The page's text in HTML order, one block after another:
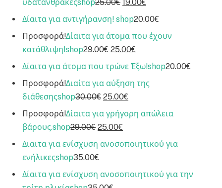
υδατάνθρακεςshop25.00€ 19.00€
Δίαιτα για αντιγήρανση! shop20.00€
Προσφορά!Δίαιτα για άτομα που έχουν
κατάθλιψη!shop29.00€ 25.00€
Δίαιτα για άτομα που τρώνε Έξω!shop20.00€
Προσφορά!Διαίτα για αύξηση της
διάθεσηςshop30.00€ 25.00€
Προσφορά!Δίαιτα για γρήγορη απώλεια
βάρους.shop29.00€ 25.00€
Διαιτα για ενίσχυση ανοσοποιητικού για
ενήλικεςshop35.00€
Δίαιτα για ενίσχυση ανοσοποιητικού για την